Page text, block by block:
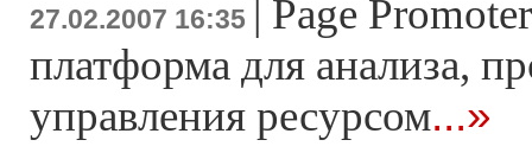
27.02.2007 16:35 | Page
платформа для анализа,
управления ресурсом...»